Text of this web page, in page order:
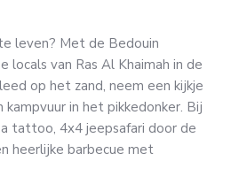
leven? Met de Bedouin
locals van Ras Al Khaimah in de
op het zand, neem een kijkje
in het pikkedonker. Bij
tattoo, 4x4 jeepsafari door de
heerlijke barbecue met